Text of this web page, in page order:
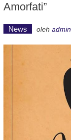
Amorfati”
News oleh admin